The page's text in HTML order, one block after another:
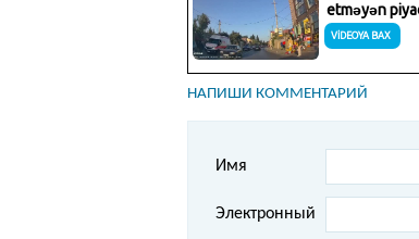
НАПИШИ КОММЕНТАРИЙ
Имя
Электронный